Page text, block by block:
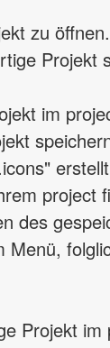
zu
Projekt
im
project
des
Menü,
Projekt